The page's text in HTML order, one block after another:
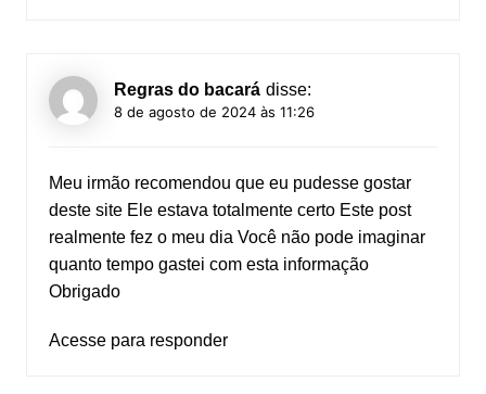
Regras do bacará disse:
8 de agosto de 2024 às 11:26
Meu irmão recomendou que eu pudesse gostar
deste site Ele estava totalmente certo Este post
realmente fez o meu dia Você não pode imaginar
quanto tempo gastei com esta informação
Obrigado
Acesse para responder